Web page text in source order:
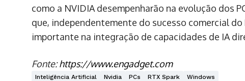
como a NVIDIA desempenharão na evolução dos
que, independentemente do sucesso comercial
importante na integração de capacidades de IA
Fonte:https://www.engadget.com
Inteligência Artificial Nvidia PCs RTX Spark Windows